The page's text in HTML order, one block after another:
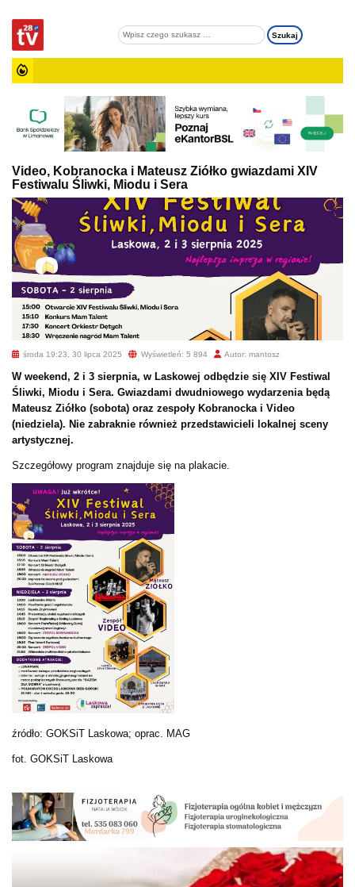
Video, Kobranocka i Mateusz Ziółko gwiazdami XIV
Festiwalu Śliwki, Miodu i Sera
środa 19:23, 30 lipca 2025 Wyświetleń: 5 894 Autor: mantosz
W weekend, 2 i 3 sierpnia, w Laskowej odbędzie się XIV Festiwal
Śliwki, Miodu i Sera. Gwiazdami dwudniowego wydarzenia będą
Mateusz Ziółko (sobota) oraz zespoły Kobranocka i Video
(niedziela). Nie zabraknie również przedstawicieli lokalnej sceny
artystycznej.
Szczegółowy program znajduje się na plakacie.
źródło: GOKSiT Laskowa; oprac. MAG
fot. GOKSiT Laskowa